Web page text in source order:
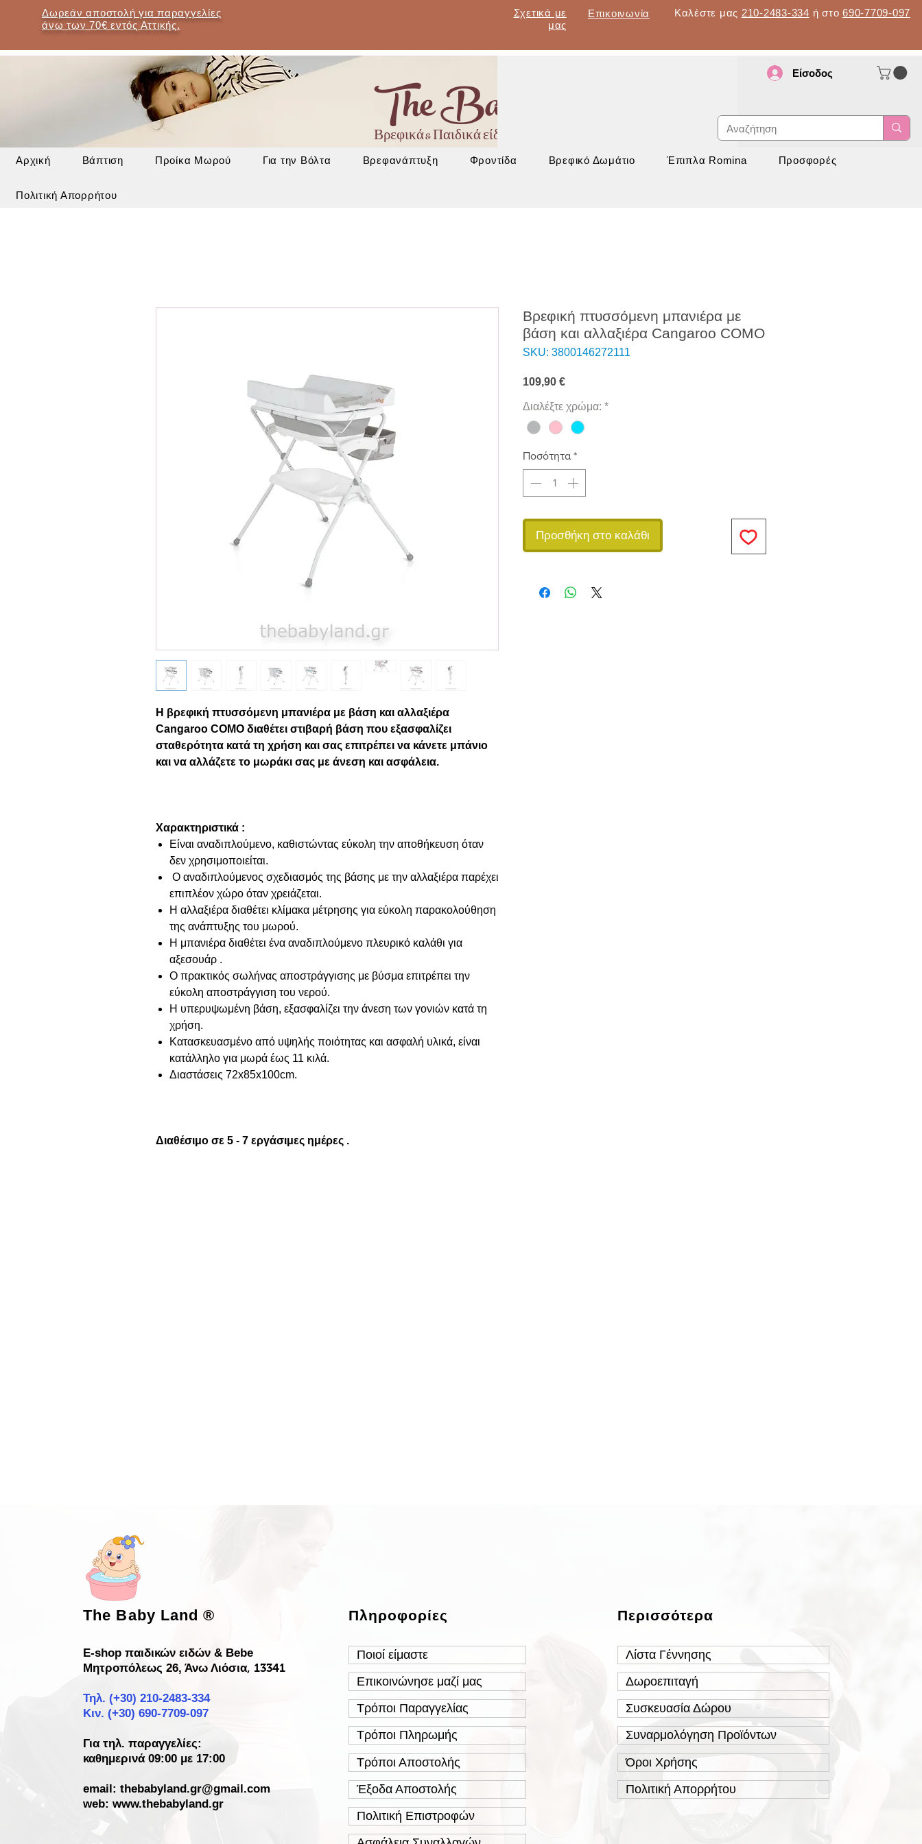
Δωρεάν αποστολή για παραγγελίες
άνω των 70€ εντός Αττικής.
Σχετικά με
μας
Επικοινωνία Καλέστε μας 210-2483-334 ή στο 690-7709-097
The Baby Land
Βρεφικά & Παιδικά είδη - Έπιπλα - Βρεφανάπτυξη
Είσοδος
Αρχική Βάπτιση Προίκα Μωρού Για την Βόλτα Βρεφανάπτυξη Φροντίδα Βρεφικό Δωμάτιο Έπιπλα Romina Προσφορές
Πολιτική Απορρήτου
Η βρεφική πτυσσόμενη μπανιέρα με βάση και αλλαξιέρα
Cangaroo COMO διαθέτει στιβαρή βάση που εξασφαλίζει
σταθερότητα κατά τη χρήση και σας επιτρέπει να κάνετε μπάνιο
και να αλλάζετε το μωράκι σας με άνεση και ασφάλεια.
Χαρακτηριστικά :
Είναι αναδιπλούμενο, καθιστώντας εύκολη την αποθήκευση όταν
δεν χρησιμοποιείται.
Ο αναδιπλούμενος σχεδιασμός της βάσης με την αλλαξιέρα παρέχει
επιπλέον χώρο όταν χρειάζεται.
Η αλλαξιέρα διαθέτει κλίμακα μέτρησης για εύκολη παρακολούθηση
της ανάπτυξης του μωρού.
Η μπανιέρα διαθέτει ένα αναδιπλούμενο πλευρικό καλάθι για
αξεσουάρ .
Ο πρακτικός σωλήνας αποστράγγισης με βύσμα επιτρέπει την
εύκολη αποστράγγιση του νερού.
Η υπερυψωμένη βάση, εξασφαλίζει την άνεση των γονιών κατά τη
χρήση.
Κατασκευασμένο από υψηλής ποιότητας και ασφαλή υλικά, είναι
κατάλληλο για μωρά έως 11 κιλά.
Διαστάσεις 72x85x100cm.
Διαθέσιμο σε 5 - 7 εργάσιμες ημέρες .
Βρεφική πτυσσόμενη μπανιέρα με
βάση και αλλαξιέρα Cangaroo COMO
SKU: 3800146272111
109,90 €Τιμή
Διαλέξτε χρώμα: *
Ποσότητα *
Προσθήκη στο καλάθι
The Baby Land®
E-shop παιδικών ειδών & Bebe
Μητροπόλεως 26, Άνω Λιόσια, 13341
Τηλ. (+30)210-2483-334
Κιν. (+30) 690-7709-097
Για τηλ. παραγγελίες:
καθημερινά 09:00 με 17:00
email:thebabyland.gr@gmail.com
web: www.thebabyland.gr
Πληροφορίες
Ποιοί είμαστε
Επικοινώνησε μαζί μας
Τρόποι Παραγγελίας
Τρόποι Πληρωμής
Τρόποι Αποστολής
Έξοδα Αποστολής
Πολιτική Επιστροφών
Περισσότερα
Λίστα Γέννησης
Δωροεπιταγή
Συσκευασία Δώρου
Συναρμολόγηση Προϊόντων
Όροι Χρήσης
Πολιτική Απορρήτου